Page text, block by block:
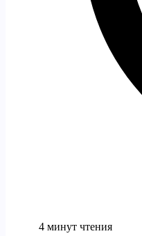
4 минут чтения